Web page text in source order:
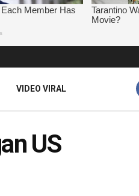
VIDEO VIRAL
US